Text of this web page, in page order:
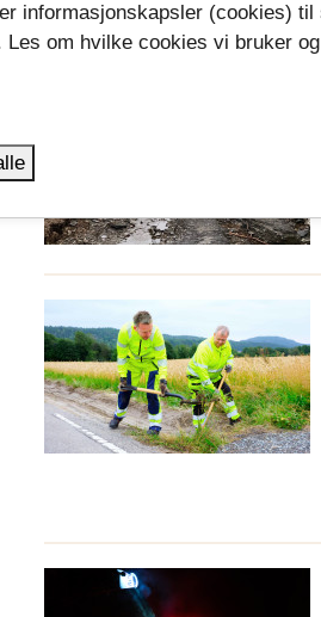
informasjonskapsler (cookies)
om hvilke cookies vi bruker